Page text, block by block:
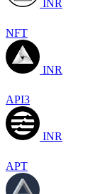
INR
NFT
INR
API3
INR
APT